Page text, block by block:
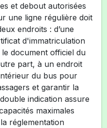
et debout autorisées
une ligne régulière doit
endroits : d’une
d'immatriculation
document officiel du
part, à un endroit
du bus pour
et garantir la
indication assure
maximales
réglementation